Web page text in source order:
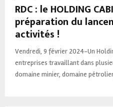
RDC : le HOLDING
préparation du
activités !
Vendredi, 9 février 2024-Un
entreprises travaillant dans
domaine minier, domaine